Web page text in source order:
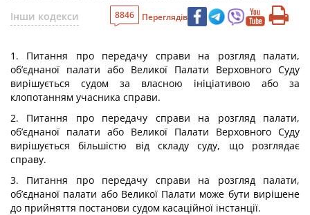
Інши кодекси
8846 Переглядів
1. Питання про передачу справи на розгляд палати,
об’єднаної палати або Великої Палати Верховного Суду
вирішується судом за власною ініціативою або за
клопотанням учасника справи.
2. Питання про передачу справи на розгляд палати,
об’єднаної палати або Великої Палати Верховного Суду
вирішується більшістю від складу суду, що розглядає
справу.
3. Питання про передачу справи на розгляд палати,
об’єднаної палати або Великої Палати може бути вирішене
до прийняття постанови судом касаційної інстанції.